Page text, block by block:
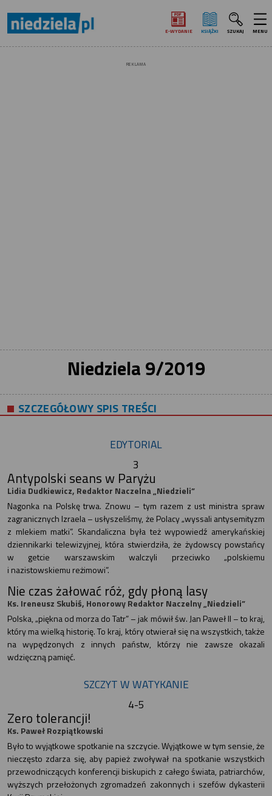
E‑WYDANIE KSIĄŻKI SZUKAJ MENU
REKLAMA
Niedziela 9/2019
SZCZEGÓŁOWY SPIS TREŚCI
EDYTORIAL
3
Antypolski seans w Paryżu
Lidia Dudkiewicz, Redaktor Naczelna „Niedzieli”
Nagonka na Polskę trwa. Znowu – tym razem z ust ministra spraw
zagranicznych Izraela – usłyszeliśmy, że Polacy „wyssali antysemityzm
z mlekiem matki”. Skandaliczna była też wypowiedź amerykańskiej
dziennikarki telewizyjnej, która stwierdziła, że żydowscy powstańcy
w getcie warszawskim walczyli przeciwko „polskiemu
i nazistowskiemu reżimowi”.
Nie czas żałować róż, gdy płoną lasy
Ks. Ireneusz Skubiś, Honorowy Redaktor Naczelny „Niedzieli”
Polska, „piękna od morza do Tatr” – jak mówił św. Jan Paweł II – to kraj,
który ma wielką historię. To kraj, który otwierał się na wszystkich, także
na wypędzonych z innych państw, którzy nie zawsze okazali
wdzięczną pamięć.
SZCZYT W WATYKANIE
4-5
Zero tolerancji!
Ks. Paweł Rozpiątkowski
Było to wyjątkowe spotkanie na szczycie. Wyjątkowe w tym sensie, że
nieczęsto zdarza się, aby papież zwoływał na spotkanie wszystkich
przewodniczących konferencji biskupich z całego świata, patriarchów,
wyższych przełożonych zgromadzeń zakonnych i szefów dykasterii